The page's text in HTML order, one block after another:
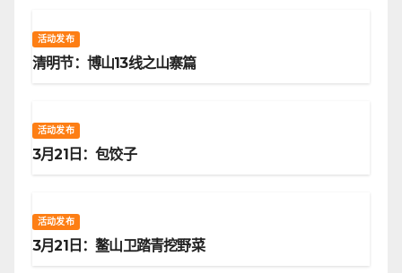
活动发布
清明节：博山13线之山寨篇
活动发布
3月21日：包饺子
活动发布
3月21日：鳌山卫踏青挖野菜